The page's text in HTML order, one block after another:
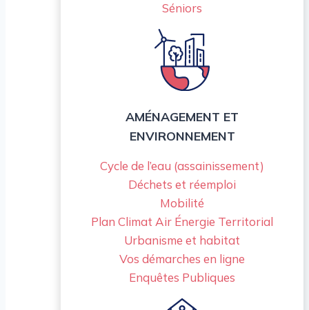
Séniors
AMÉNAGEMENT ET
ENVIRONNEMENT
Cycle de l’eau (assainissement)
Déchets et réemploi
Mobilité
Plan Climat Air Énergie Territorial
Urbanisme et habitat
Vos démarches en ligne
Enquêtes Publiques